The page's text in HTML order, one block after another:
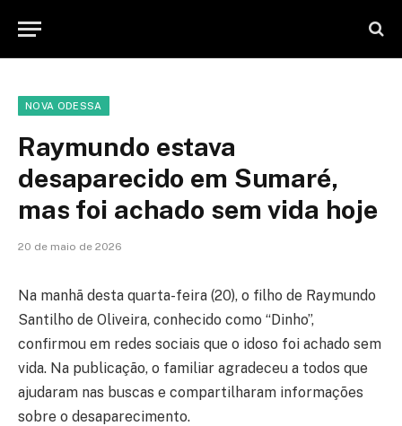
NOVA ODESSA
Raymundo estava
desaparecido em Sumaré,
mas foi achado sem vida hoje
20 de maio de 2026
Na manhã desta quarta-feira (20), o filho de Raymundo
Santilho de Oliveira, conhecido como “Dinho”,
confirmou em redes sociais que o idoso foi achado sem
vida. Na publicação, o familiar agradeceu a todos que
ajudaram nas buscas e compartilharam informações
sobre o desaparecimento.